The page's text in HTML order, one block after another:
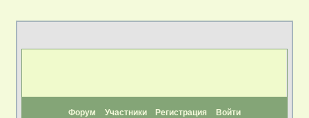
Форум Участники Регистрация Войти